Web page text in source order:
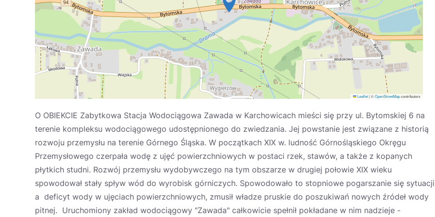
Leaflet|©OpenStreetMapcontributors
O OBIEKCIE Zabytkowa Stacja Wodociągowa Zawada w Karchowicach mieści się przy ul. Bytomskiej 6 na
terenie kompleksu wodociągowego udostępnionego do zwiedzania. Jej powstanie jest związane z historią
rozwoju przemysłu na terenie Górnego Śląska. W początkach XIX w. ludność Górnośląskiego Okręgu
Przemysłowego czerpała wodę z ujęć powierzchniowych w postaci rzek, stawów, a także z kopanych
płytkich studni. Rozwój przemysłu wydobywczego na tym obszarze w drugiej połowie XIX wieku
spowodował stały spływ wód do wyrobisk górniczych. Spowodowało to stopniowe pogarszanie się
a deficyt wody w ujęciach powierzchniowych, zmusił władze pruskie do poszukiwań nowych źródeł wody
pitnej. Uruchomiony zakład wodociągowy "Zawada" całkowicie spełnił pokładane w nim nadzieje -